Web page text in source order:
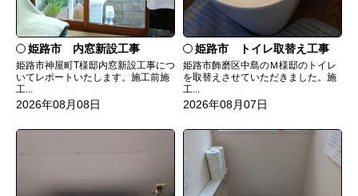
姫路市 内窓新設工事
姫路市神屋町T様邸内窓新設工事につ
いてレポートいたします。施工前施
工...
2026年08月08日
姫路市 トイレ取替え工事
姫路市飾磨区中島のＭ様邸のトイレ
を取替えさせていただきました。施
工...
2026年08月07日